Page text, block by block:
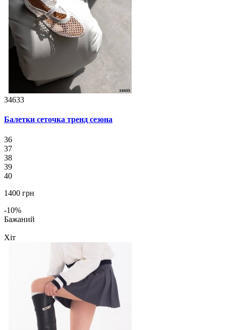
34633
Балетки сеточка тренд сезона
36
37
38
39
40
1400 грн
-10%
Бажаний
Хіт